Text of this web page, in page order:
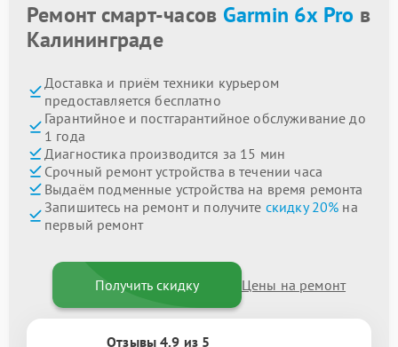
Ремонт смарт-часов Garmin 6x Pro в
Калининграде
Доставка и приём техники курьером
предоставляется бесплатно
Гарантийное и постгарантийное обслуживание до
1 года
Диагностика производится за 15 мин
Срочный ремонт устройства в течении часа
Выдаём подменные устройства на время ремонта
Запишитесь на ремонт и получите скидку 20% на
первый ремонт
Получить скидку Цены на ремонт
Отзывы 4.9 из 5